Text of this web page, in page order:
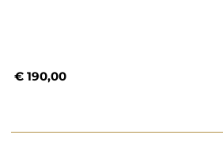
€ 190,00